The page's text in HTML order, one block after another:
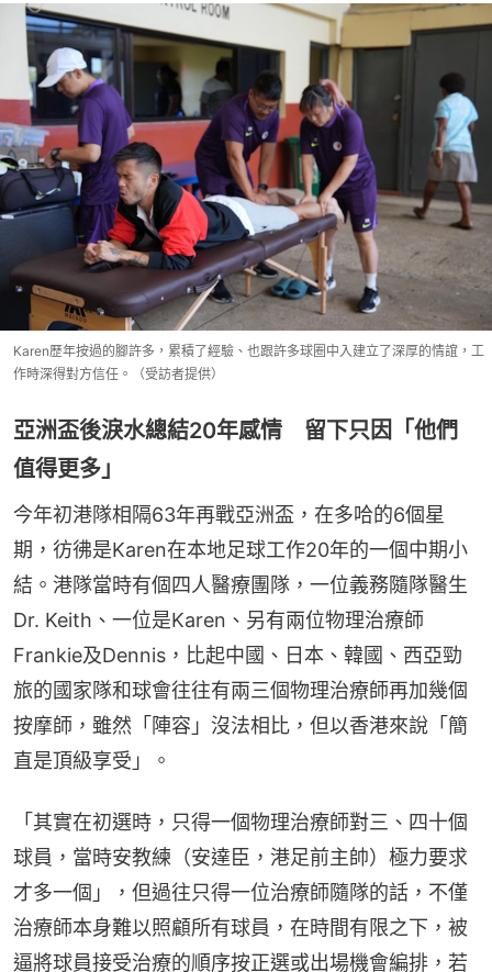
Karen歷年按過的腳許多，累積了經驗、也跟許多球圈中入建立了深厚的情誼，工
作時深得對方信任。（受訪者提供）
亞洲盃後淚水總結20年感情 留下只因「他們
值得更多」
今年初港隊相隔63年再戰亞洲盃，在多哈的6個星
期，彷彿是Karen在本地足球工作20年的一個中期小
結。港隊當時有個四人醫療團隊，一位義務隨隊醫生
Dr. Keith、一位是Karen、另有兩位物理治療師
Frankie及Dennis，比起中國、日本、韓國、西亞勁
旅的國家隊和球會往往有兩三個物理治療師再加幾個
按摩師，雖然「陣容」沒法相比，但以香港來說「簡
直是頂級享受」。
「其實在初選時，只得一個物理治療師對三、四十個
球員，當時安教練（安達臣，港足前主帥）極力要求
才多一個」，但過往只得一位治療師隨隊的話，不僅
治療師本身難以照顧所有球員，在時間有限之下，被
逼將球員接受治療的順序按正選或出場機會編排，若